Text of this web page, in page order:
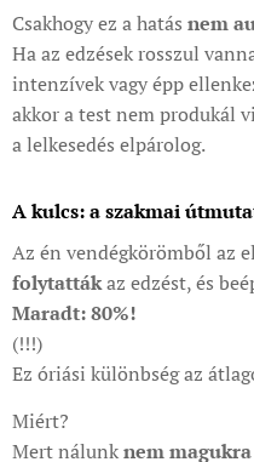
Csakhogy ez a hatás nem
Ha az edzések rosszul
intenzívek vagy épp
akkor a test nem produkál
a lelkesedés elpárolog.
A kulcs: a szakmai
Az én vendégkörömből az
folytattákaz edzést, és
Maradt: 80%!
(!!!)
Ez óriási különbség az
Miért?
Mert nálunknem